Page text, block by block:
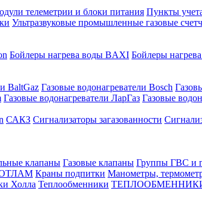
телеметрии и блоки питания Пункты
Ультразвуковые промышленные газовые
Бойлеры нагрева воды BAXI Бойлеры
BaltGaz Газовые водонагреватели Bosch
Газовые водонагреватели ЛарГаз Газовые
САКЗ Сигнализаторы загазованности
клапаны Газовые клапаны Группы ГВС и
Краны подпитки Манометры,
Холла Теплообменники